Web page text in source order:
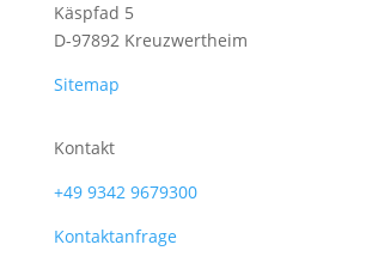
Käspfad 5
D-97892 Kreuzwertheim
Sitemap
Kontakt
+49 9342 9679300
Kontaktanfrage